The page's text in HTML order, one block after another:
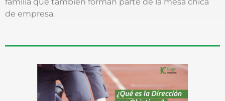
familia que también forman parte de la mesa chica
de empresa.